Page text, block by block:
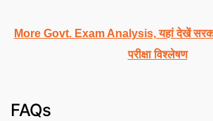
More Govt. Exam Analysis, यहां देखें
परीक्षा विश्लेषण
FAQs